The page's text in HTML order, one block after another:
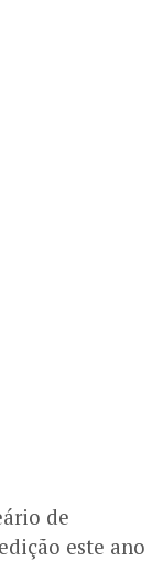
de
este ano